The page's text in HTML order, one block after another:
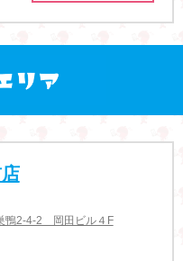
鴨2-4-2 岡田ビル４F